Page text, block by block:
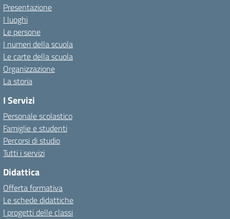
Presentazione
I luoghi
Le persone
I numeri della scuola
Le carte della scuola
Organizzazione
La storia
I Servizi
Personale scolastico
Famiglie e studenti
Percorsi di studio
Tutti i servizi
Didattica
Offerta formativa
Le schede didattiche
I progetti delle classi